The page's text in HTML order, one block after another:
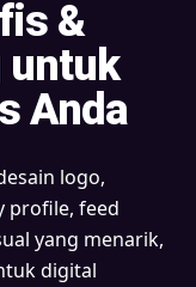
&
untuk
Anda
logo,
profile, feed
yang menarik,
digital